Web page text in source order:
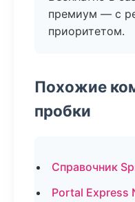
премиум — с
приоритетом.
Похожие
пробки
Справочник
Portal